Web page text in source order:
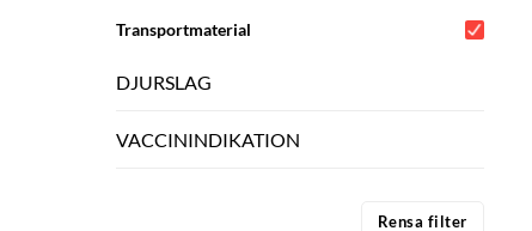
Transportmaterial
DJURSLAG
VACCININDIKATION
Rensa filter